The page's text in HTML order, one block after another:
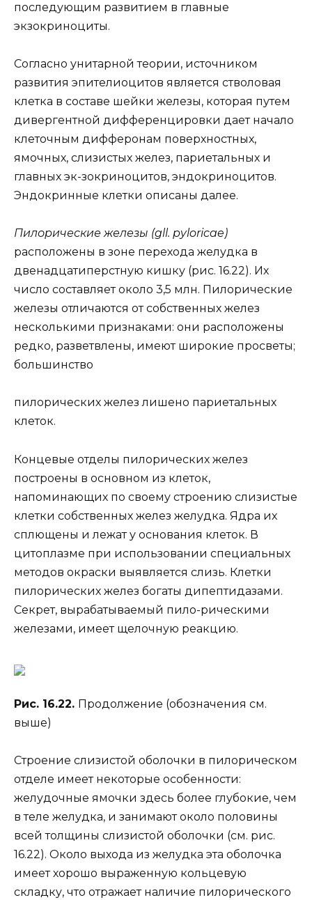
последующим развитием в главные
экзокриноциты.
Согласно унитарной теории, источником
развития эпителиоцитов является стволовая
клетка в составе шейки железы, которая путем
дивергентной дифференцировки дает начало
клеточным дифферонам поверхностных,
ямочных, слизистых желез, париетальных и
главных эк-зокриноцитов, эндокриноцитов.
Эндокринные клетки описаны далее.
Пилорические железы (gll. pyloricae)
расположены в зоне перехода желудка в
двенадцатиперстную кишку (рис. 16.22). Их
число составляет около 3,5 млн. Пилорические
железы отличаются от собственных желез
несколькими признаками: они расположены
редко, разветвлены, имеют широкие просветы;
большинство
пилорических желез лишено париетальных
клеток.
Концевые отделы пилорических желез
построены в основном из клеток,
напоминающих по своему строению слизистые
клетки собственных желез желудка. Ядра их
сплющены и лежат у основания клеток. В
цитоплазме при использовании специальных
методов окраски выявляется слизь. Клетки
пилорических желез богаты дипептидазами.
Секрет, вырабатываемый пило-рическими
железами, имеет щелочную реакцию.
Рис. 16.22. Продолжение (обозначения см.
выше)
Строение слизистой оболочки в пилорическом
отделе имеет некоторые особенности:
желудочные ямочки здесь более глубокие, чем
в теле желудка, и занимают около половины
всей толщины слизистой оболочки (см. рис.
16.22). Около выхода из желудка эта оболочка
имеет хорошо выраженную кольцевую
складку, что отражает наличие пилорического